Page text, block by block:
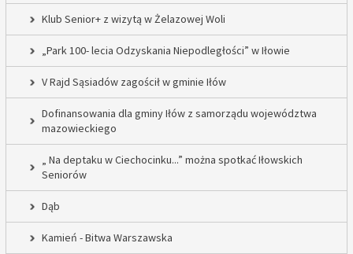
Klub Senior+ z wizytą w Żelazowej Woli
„Park 100- lecia Odzyskania Niepodległości” w Iłowie
V Rajd Sąsiadów zagościł w gminie Iłów
Dofinansowania dla gminy Iłów z samorządu województwa
mazowieckiego
„ Na deptaku w Ciechocinku...” można spotkać Iłowskich
Seniorów
Dąb
Kamień - Bitwa Warszawska